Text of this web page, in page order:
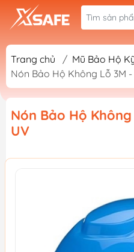
Trang chủ / Mũ Bảo Hộ
Nón Bảo Hộ Không Lỗ 3M -
Nón Bảo Hộ Không
UV